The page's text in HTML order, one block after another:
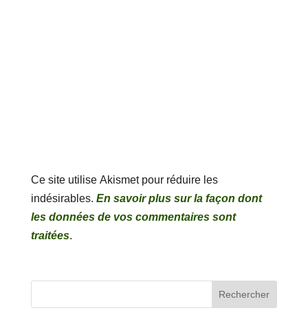
Ce site utilise Akismet pour réduire les
indésirables. En savoir plus sur la façon dont
les données de vos commentaires sont
traitées.